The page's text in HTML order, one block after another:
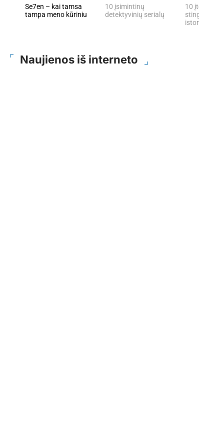
Se7en – kai tamsa
tampa meno kūriniu
10 įsimintinų
detektyvinių serialų
10 įtemptų,
stingdančių
istorijų
Naujienos iš interneto